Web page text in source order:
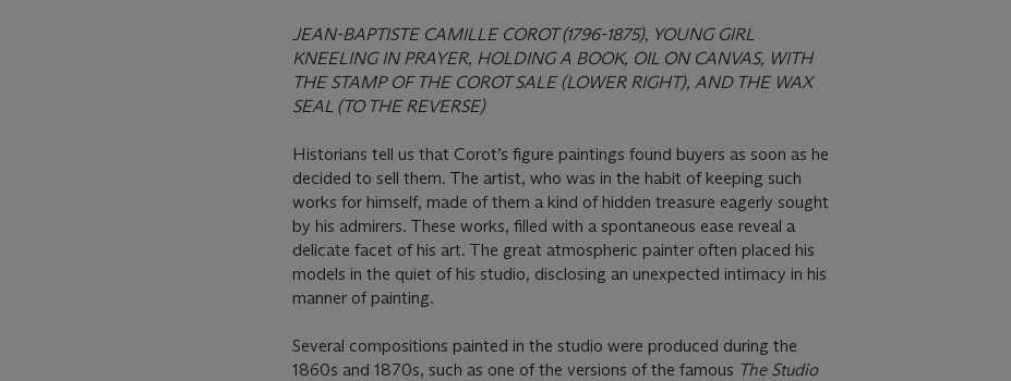
JEAN-BAPTISTE CAMILLE COROT (1796-1875), YOUNG GIRL
KNEELING IN PRAYER, HOLDING A BOOK, OIL ON CANVAS, WITH
THE STAMP OF THE COROT SALE (LOWER RIGHT), AND THE WAX
SEAL (TO THE REVERSE)
Historians tell us that Corot’s figure paintings found buyers as soon as he
decided to sell them. The artist, who was in the habit of keeping such
works for himself, made of them a kind of hidden treasure eagerly sought
by his admirers. These works, filled with a spontaneous ease reveal a
delicate facet of his art. The great atmospheric painter often placed his
models in the quiet of his studio, disclosing an unexpected intimacy in his
manner of painting.
Several compositions painted in the studio were produced during the
1860s and 1870s, such as one of the versions of the famous The Studio